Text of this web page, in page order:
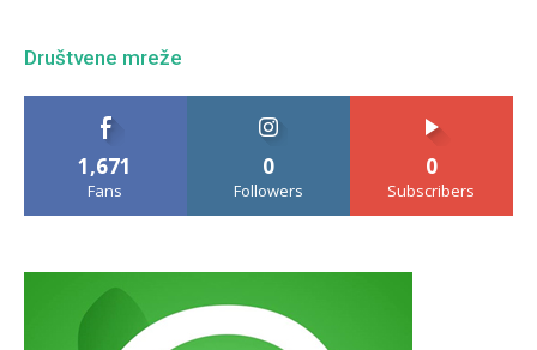
Društvene mreže
1,671
Fans
0
Followers
0
Subscribers